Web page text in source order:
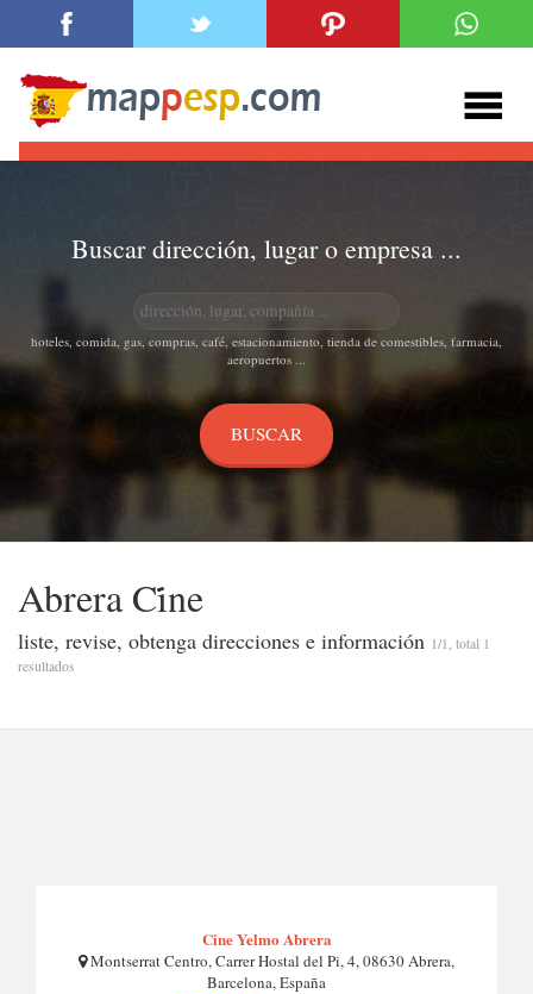
Buscar dirección, lugar o empresa ...
hoteles, comida, gas, compras, café, estacionamiento, tienda de comestibles, farmacia,
aeropuertos ...
Abrera Ci̇̇ne
liste, revise, obtenga direcciones e información 1/1, total 1
resultados
Cine Yelmo Abrera
Montserrat Centro, Carrer Hostal del Pi, 4, 08630 Abrera,
Barcelona, España